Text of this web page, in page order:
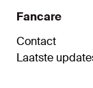
Fancare
Contact
Laatste